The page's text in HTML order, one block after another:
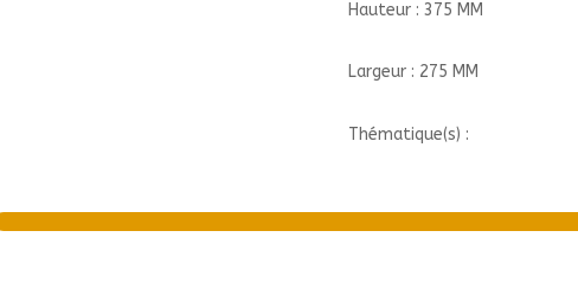
Hauteur : 375 MM
Largeur : 275 MM
Thématique(s) :